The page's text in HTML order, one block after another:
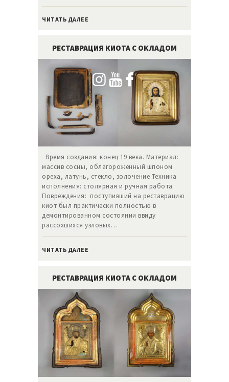
ЧИТАТЬ ДАЛЕЕ
РЕСТАВРАЦИЯ КИОТА С ОКЛАДОМ
Время создания: конец 19 века. Материал:
массив сосны, облагороженный шпоном
ореха, латунь, стекло, золочение Техника
исполнения: столярная и ручная работа
Повреждения: поступивший на реставрацию
киот был практически полностью в
демонтированном состоянии ввиду
рассохшихся узловых…
ЧИТАТЬ ДАЛЕЕ
РЕСТАВРАЦИЯ КИОТА С ОКЛАДОМ